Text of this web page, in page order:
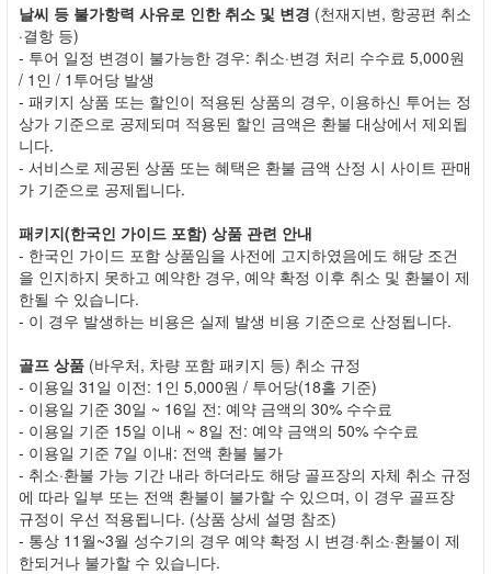
날씨 등 불가항력 사유로 인한 취소 및 변경 (천재지변, 항공편 취소
·결항 등)
- 투어 일정 변경이 불가능한 경우: 취소·변경 처리 수수료 5,000원
/ 1인 / 1투어당 발생
- 패키지 상품 또는 할인이 적용된 상품의 경우, 이용하신 투어는 정
상가 기준으로 공제되며 적용된 할인 금액은 환불 대상에서 제외됩
니다.
- 서비스로 제공된 상품 또는 혜택은 환불 금액 산정 시 사이트 판매
가 기준으로 공제됩니다.
패키지(한국인 가이드 포함) 상품 관련 안내
- 한국인 가이드 포함 상품임을 사전에 고지하였음에도 해당 조건
을 인지하지 못하고 예약한 경우, 예약 확정 이후 취소 및 환불이 제
한될 수 있습니다.
- 이 경우 발생하는 비용은 실제 발생 비용 기준으로 산정됩니다.
골프 상품 (바우처, 차량 포함 패키지 등) 취소 규정
- 이용일 31일 이전: 1인 5,000원 / 투어당(18홀 기준)
- 이용일 기준 30일 ~ 16일 전: 예약 금액의 30% 수수료
- 이용일 기준 15일 이내 ~ 8일 전: 예약 금액의 50% 수수료
- 이용일 기준 7일 이내: 전액 환불 불가
- 취소·환불 가능 기간 내라 하더라도 해당 골프장의 자체 취소 규정
에 따라 일부 또는 전액 환불이 불가할 수 있으며, 이 경우 골프장
규정이 우선 적용됩니다. (상품 상세 설명 참조)
- 통상 11월~3월 성수기의 경우 예약 확정 시 변경·취소·환불이 제
한되거나 불가할 수 있습니다.